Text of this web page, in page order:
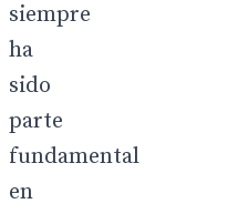
siempre
ha
sido
parte
fundamental
en